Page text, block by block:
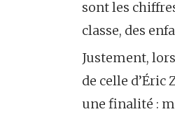
sont les
classe, des
Justement,
de celle
une finalité :